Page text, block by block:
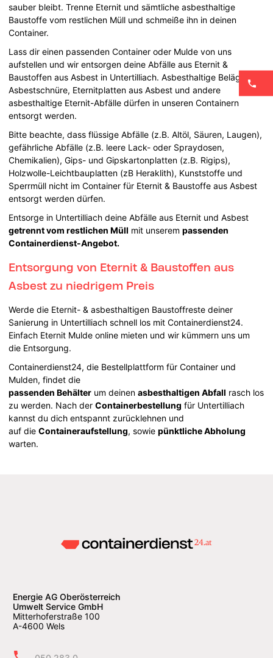
sauber bleibt. Trenne Eternit und sämtliche asbesthaltige
Baustoffe vom restlichen Müll und schmeiße ihn in deinen
Container.
Lass dir einen passenden Container oder Mulde von uns
aufstellen und wir entsorgen deine Abfälle aus Eternit &
Baustoffen aus Asbest in Untertilliach. Asbesthaltige Beläge,
Asbestschnüre, Eternitplatten aus Asbest und andere
asbesthaltige Eternit-Abfälle dürfen in unseren Containern
entsorgt werden.
Bitte beachte, dass flüssige Abfälle (z.B. Altöl, Säuren, Laugen),
gefährliche Abfälle (z.B. leere Lack- oder Spraydosen,
Chemikalien), Gips- und Gipskartonplatten (z.B. Rigips),
Holzwolle-Leichtbauplatten (zB Heraklith), Kunststoffe und
Sperrmüll nicht im Container für Eternit & Baustoffe aus Asbest
entsorgt werden dürfen.
Entsorge in Untertilliach deine Abfälle aus Eternit und Asbest
getrennt vom restlichen Müll mit unserempassenden
Containerdienst-Angebot.
Entsorgung von Eternit & Baustoffen aus
Asbest zu niedrigem Preis
Werde die Eternit- & asbesthaltigen Baustoffreste deiner
Sanierung in Untertilliach schnell los mit Containerdienst24.
Einfach Eternit Mulde online mieten und wir kümmern uns um
die Entsorgung.
Containerdienst24, die Bestellplattform für Container und
Mulden, findet die
passenden Behälter um deinenasbesthaltigen Abfall rasch los
zu werden. Nach derContainerbestellung für Untertilliach
kannst du dich entspannt zurücklehnen und
auf dieContaineraufstellung, sowiepünktliche Abholung
warten.
Energie AG Oberösterreich
Umwelt Service GmbH
Mitterhoferstraße 100
A-4600 Wels